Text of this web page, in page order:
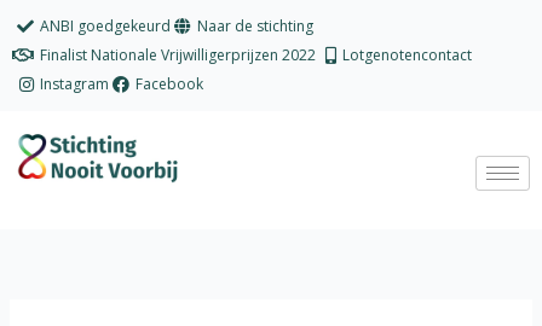
ANBI goedgekeurd
Naar de stichting
Finalist Nationale Vrijwilligerprijzen 2022
Lotgenotencontact
Instagram
Facebook